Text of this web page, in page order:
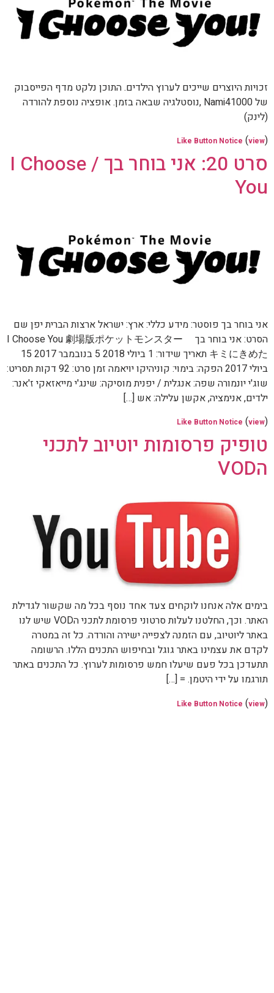
זכויות היוצרים שייכים לערוץ הילדים. התוכן נלקט מדף הפייסבוק
של Nami41000 ,נוסטלגיה שבאה בזמן. אופציה נוספת להורדה
(לינק)
Like Button Notice (view)
סרט 20: אני בוחר בך / I Choose
You
אני בוחר בך פוסטר: מידע כללי: ארץ: ישראל ארצות הברית יפן שם
הסרט: אני בוחר בך I Choose You 劇場版ポケットモンスター
キミにきめた תאריך שידור: 1 ביולי 2018 5 בנובמבר 2017 15
ביולי 2017 הפקה: בימוי: קוניהיקו יויאמה זמן סרט: 92 דקות תסריט:
שוג'י יונמורה שפה: אנגלית / יפנית מוסיקה: שינג'י מייאזאקי ז'אנר:
ילדים, אנימציה, אקשן עלילה: אש […]
Like Button Notice (view)
טופיק פרסומות יוטיוב לתכני
הVOD
בימים אלה אנחנו לוקחים צעד אחד נוסף בכל מה שקשור לגדילת
האתר. וכך, החלטנו לעלות סרטוני פרסומת לתכני הVOD שיש לנו
באתר ליוטיוב, עם הזמנה לצפייה ישירה והורדה. כל זה במטרה
לקדם את עצמינו באתר גוגל ובחיפוש התכנים הללו. הרשומה
תתעדכן בכל פעם שיעלו חמש פרסומות לערוץ. כל התכנים באתר
תורגמו על ידי היטמן. = […]
Like Button Notice (view)